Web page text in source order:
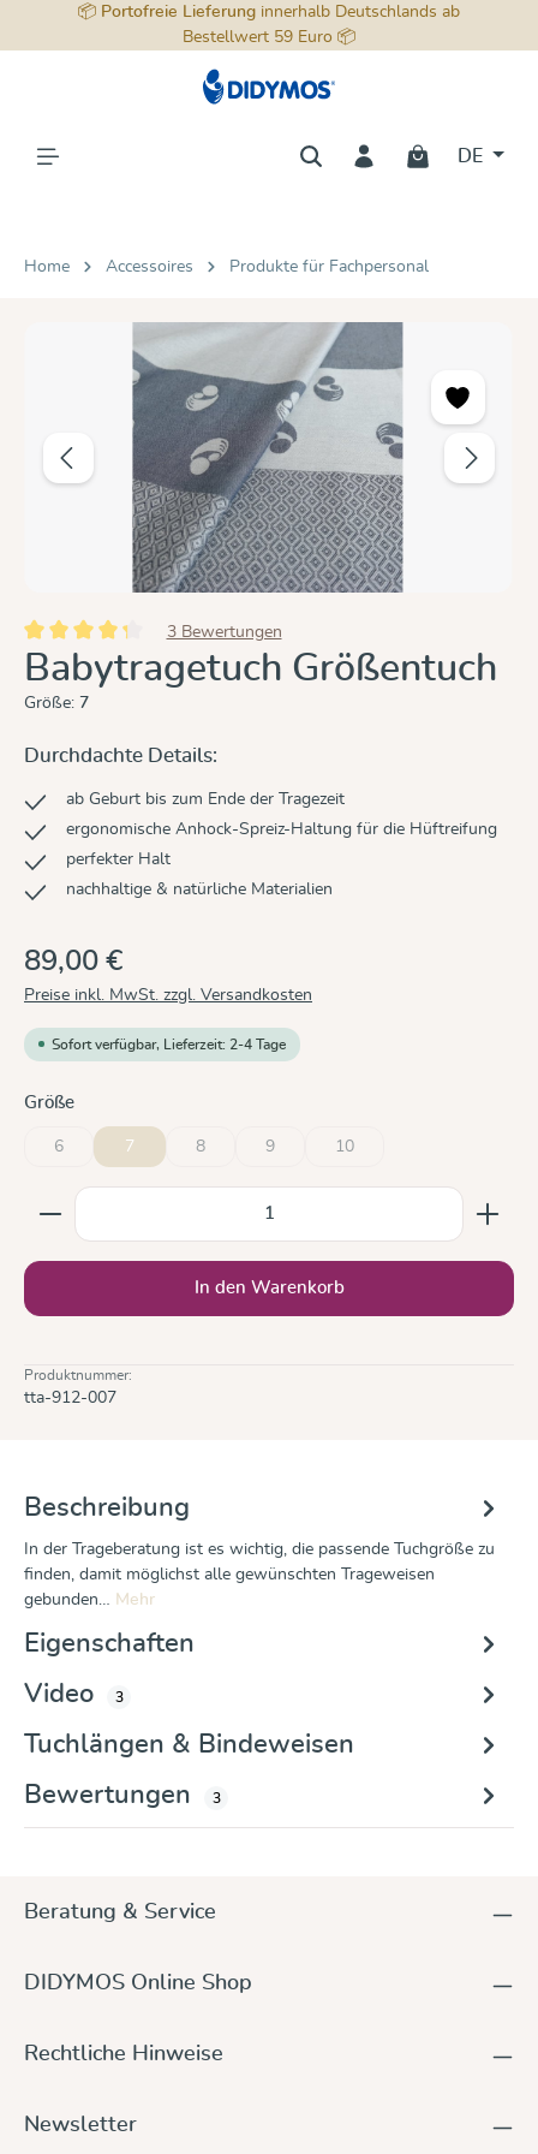
springen
📦 Portofreie Lieferung innerhalb Deutschlands ab
Bestellwert 59 Euro 📦
DE
Home Accessoires Produkte für Fachpersonal
Durchschnittliche Bewertung von 4.2 von 5 Sternen
3 Bewertungen
Babytragetuch Größentuch
Größe: 7
Durchdachte Details:
ab Geburt bis zum Ende der Tragezeit
ergonomische Anhock-Spreiz-Haltung für die Hüftreifung
perfekter Halt
nachhaltige & natürliche Materialien
89,00 €
Preise inkl. MwSt. zzgl. Versandkosten
Sofort verfügbar, Lieferzeit: 2-4 Tage
Größeauswählen
6
(Diese Option ist zurzeit nicht verfügbar.)
7 8 9 10
Produkt Anzahl: Gib den gewünschten Wert ein
In den Warenkorb
Produktnummer:
tta-912-007
Beschreibung
In der Trageberatung ist es wichtig, die passende Tuchgröße zu
finden, damit möglichst alle gewünschten Trageweisen
gebunden… Mehr
Eigenschaften
Video
3
Tuchlängen & Bindeweisen
Bewertungen
3
Beratung & Service
DIDYMOS Online Shop
Rechtliche Hinweise
Newsletter